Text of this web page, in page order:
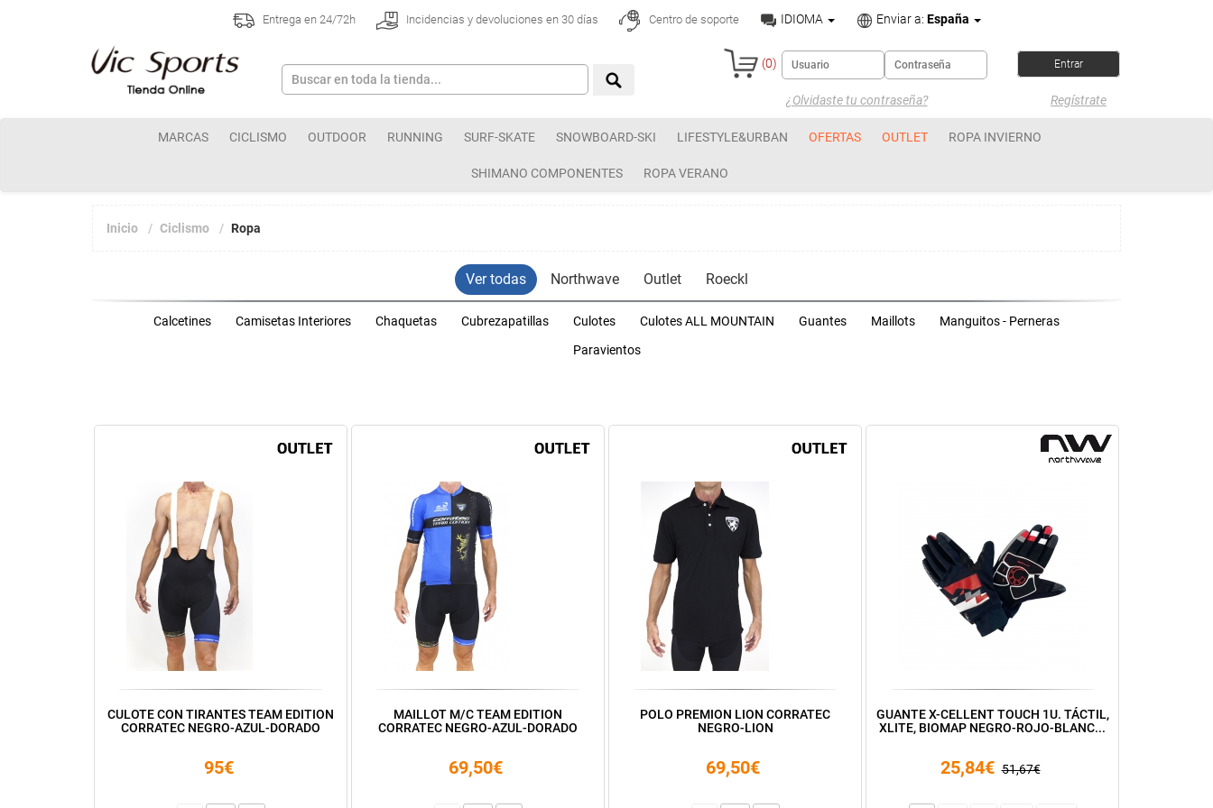
Entrega en 24/72h Incidencias y devoluciones en 30 días Centro de soporte IDIOMA Enviar a: España
(0)
¿Olvidaste tu contraseña? Regístrate
MARCAS CICLISMO OUTDOOR RUNNING SURF-SKATE SNOWBOARD-SKI LIFESTYLE&URBAN OFERTAS OUTLET ROPA INVIERNO
SHIMANO COMPONENTES ROPA VERANO
Inicio Ciclismo Ropa
Ver todas Northwave Outlet Roeckl
Calcetines Camisetas Interiores Chaquetas Cubrezapatillas Culotes Culotes ALL MOUNTAIN Guantes Maillots
Manguitos - Perneras
Paravientos
CULOTE CON TIRANTES TEAM EDITION
CORRATEC NEGRO-AZUL-DORADO
95€
MAILLOT M/C TEAM EDITION
CORRATEC NEGRO-AZUL-DORADO
69,50€
POLO PREMION LION CORRATEC
NEGRO-LION
69,50€
GUANTE X-CELLENT TOUCH 1U. TÁCTIL,
XLITE, BIOMAP NEGRO-ROJO-BLANC...
25,84€ 51,67€